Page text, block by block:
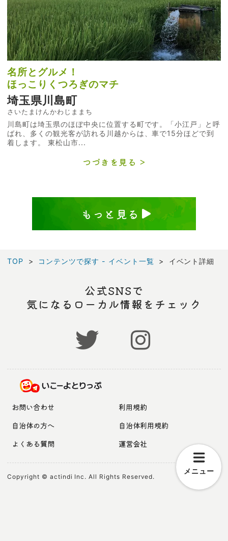
名所とグルメ！
ほっこりくつろぎのマチ
埼玉県川島町
さいたまけんかわじままち
川島町は埼玉県のほぼ中央に位置する町です。「小江戸」と呼
ばれ、多くの観光客が訪れる川越からは、車で15分ほどで到
着します。 東松山市...
つづきを見る
もっと見る
TOP コンテンツで探す - イベント一覧 イベント詳細
メニュー
公式SNSで
気になるローカル情報をチェック
お問い合わせ
利用規約
自治体の方へ
自治体利用規約
よくある質問
運営会社
Copyright © actindi Inc. All Rights Reserved.